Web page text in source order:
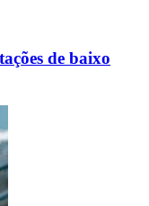
de baixo